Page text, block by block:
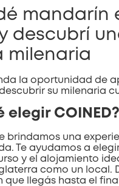
mandarín
descubrí
milenaria
la oportunidad de
su milenaria
elegir COINED?
brindamos una
Te ayudamos a
y el alojamiento
como un local.
que llegás hasta el